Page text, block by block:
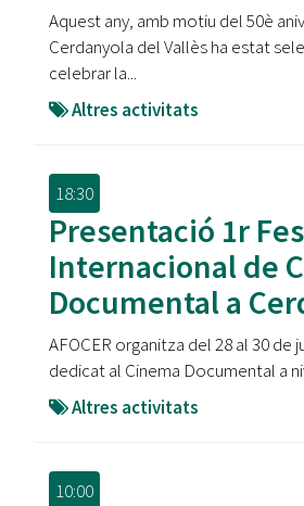
Aquest any, amb motiu del 50è
Cerdanyola del Vallès ha estat
celebrar la...
Altres activitats
18:30
Presentació 1r
Internacional de
Documental a
AFOCER organitza del 28 al 30 de
dedicat al Cinema Documental a
Altres activitats
10:00